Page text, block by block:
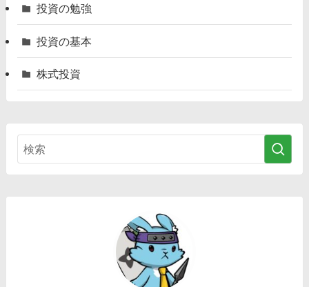
投資の勉強
投資の基本
株式投資